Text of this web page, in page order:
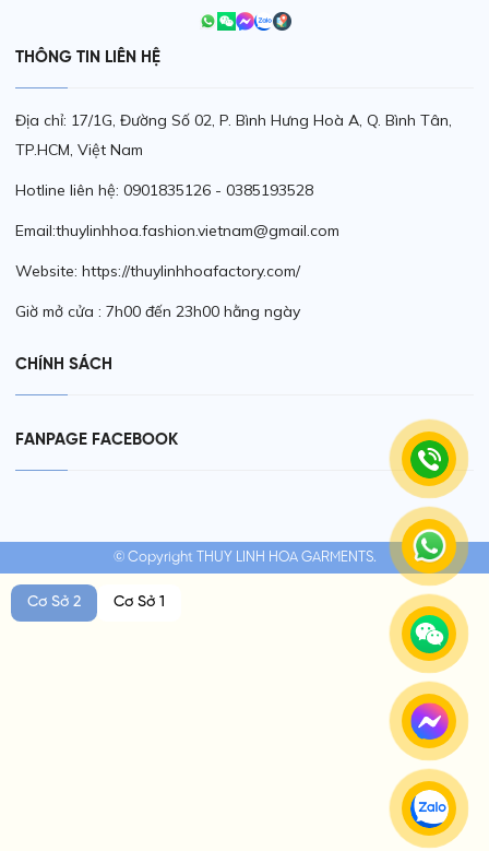
THÔNG TIN LIÊN HỆ
Địa chỉ: 17/1G, Đường Số 02, P. Bình Hưng Hoà A, Q. Bình Tân,
TP.HCM, Việt Nam
Hotline liên hệ: 0901835126 - 0385193528
Email:thuylinhhoa.fashion.vietnam@gmail.com
Website: https://thuylinhhoafactory.com/
Giờ mở cửa : 7h00 đến 23h00 hằng ngày
CHÍNH SÁCH
FANPAGE FACEBOOK
© Copyright THUY LINH HOA GARMENTS.
Cơ Sở 2 Cơ Sở 1